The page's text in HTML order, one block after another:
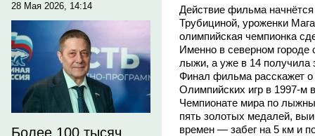
28 Мая 2026, 14:14
Более 100 тысяч
Действие фильма
Трубициной, уроженки
олимпийская чемпионка
Именно в северном городе
лыжи, а уже в 14
Финал фильма расскажет
Олимпийских игр в 1997-м
Чемпионате мира по
пять золотых медалей,
времен — забег на 5 км и